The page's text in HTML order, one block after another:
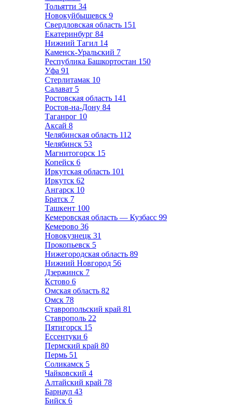
Тольятти 34
Новокуйбышевск 9
Свердловская область 151
Екатеринбург 84
Нижний Тагил 14
Каменск-Уральский 7
Республика Башкортостан 150
Уфа 91
Стерлитамак 10
Салават 5
Ростовская область 141
Ростов-на-Дону 84
Таганрог 10
Аксай 8
Челябинская область 112
Челябинск 53
Магнитогорск 15
Копейск 6
Иркутская область 101
Иркутск 62
Ангарск 10
Братск 7
Ташкент 100
Кемеровская область — Кузбасс 99
Кемерово 36
Новокузнецк 31
Прокопьевск 5
Нижегородская область 89
Нижний Новгород 56
Дзержинск 7
Кстово 6
Омская область 82
Омск 78
Ставропольский край 81
Ставрополь 22
Пятигорск 15
Ессентуки 6
Пермский край 80
Пермь 51
Соликамск 5
Чайковский 4
Алтайский край 78
Барнаул 43
Бийск 6